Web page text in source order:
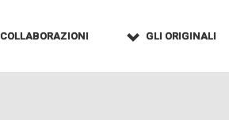
COLLABORAZIONI GLI ORIGINALI